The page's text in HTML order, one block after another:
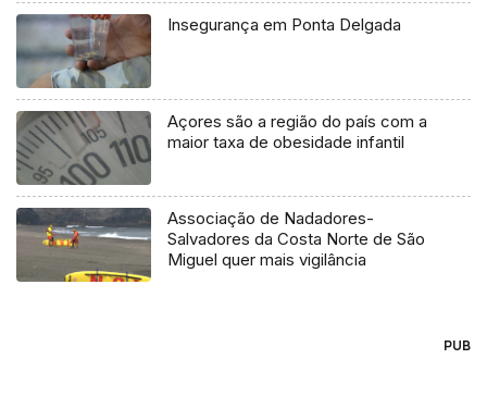
Insegurança em Ponta Delgada
Açores são a região do país com a
maior taxa de obesidade infantil
Associação de Nadadores-
Salvadores da Costa Norte de São
Miguel quer mais vigilância
PUB